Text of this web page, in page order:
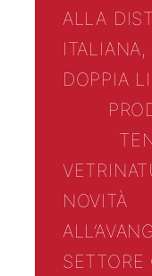
ALLA
DOPPIA
VETRINA
NOVITÀ